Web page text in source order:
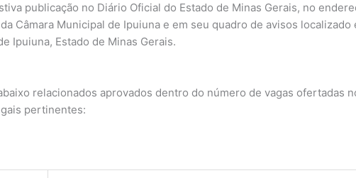
publicação no Diário Oficial do Estado de Minas Gerais, no
Câmara Municipal de Ipuiuna e em seu quadro de avisos localizado
Ipuiuna, Estado de Minas Gerais.
relacionados aprovados dentro do número de vagas ofertadas
pertinentes: